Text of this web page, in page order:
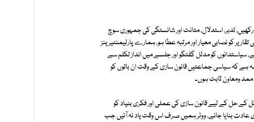
رکھیں، تدبر، استدلال، متانت اور شائستگی کی جمہوری سوچ
کو نصابی معیار اور مرتبہ عطا ہو، ہمارے پارلیمنٹیرینز
سیاستدانوں کو مدلل گفتگو اور جلسے میں انداز تکلم سے
ہے کہ سیاسی جماعتیں قانون سازی کے وقت ان باتوں کو
ومعاون ثابت ہوں۔
کے حل کے لیے قانون سازی کی عملی اور فکری بنیاد کو
عادت بنایا جائے، ووٹر ہمیں صرف اس وقت یاد نہ آئیں جب